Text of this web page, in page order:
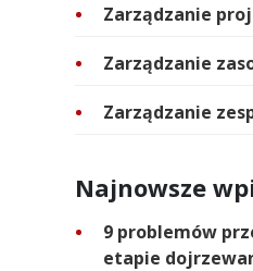
Zarządzanie
Zarządzanie
Zarządzanie
Najnowsze
9 problemów
etapie